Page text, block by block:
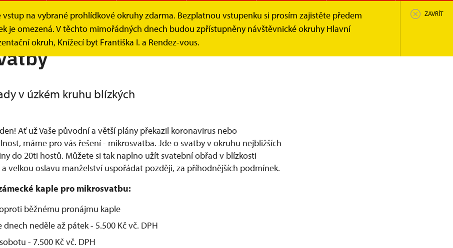
na vybrané prohlídkové okruhy zdarma. Bezplatnou vstupenku si prosím zajistěte předem
je omezená. V těchto mimořádných dnech budou zpřístupněny návštěvnické okruhy Hlavní
okruh, Knížecí byt Františka I. a Rendez-vous.
ZAVŘÍT
kaple Mikrosvatby
v úzkém kruhu blízkých
Ať už Vaše původní a větší plány překazil koronavirus nebo
máme pro vás řešení - mikrosvatba. Jde o svatby v okruhu nejbližších
do 20ti hostů. Můžete si tak naplno užít svatební obřad v blízkosti
velkou oslavu manželství uspořádat později, za příhodnějších podmínek.
kaple pro mikrosvatbu:
běžnému pronájmu kaple
dnech neděle až pátek - 5.500 Kč vč. DPH
- 7.500 Kč vč. DPH